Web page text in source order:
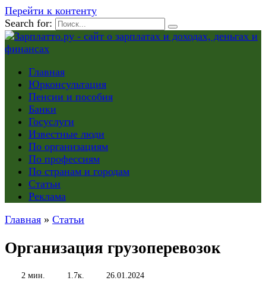
Перейти к контенту
Search for:
Главная
Юрконсультация
Пенсии и пособия
Банки
Госуслуги
Известные люди
По организациям
По профессиям
По странам и городам
Статьи
Реклама
Главная » Статьи
Организация грузоперевозок
2 мин. 1.7к. 26.01.2024